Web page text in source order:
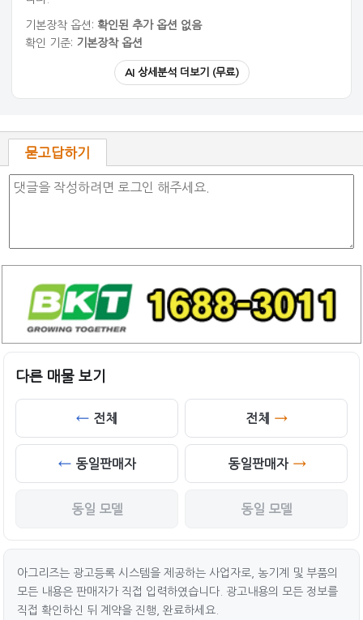
기본장착 옵션: 확인된 추가 옵션 없음
확인 기준: 기본장착 옵션
AI 상세분석 더보기 (무료)
묻고답하기
다른 매물 보기
전체
동일판매자
동일 모델
전체
동일판매자
동일 모델
아그리즈는 광고등록 시스템을 제공하는 사업자로, 농기계 및 부품의
모든 내용은 판매자가 직접 입력하였습니다. 광고내용의 모든 정보를
직접 확인하신 뒤 계약을 진행, 완료하세요.